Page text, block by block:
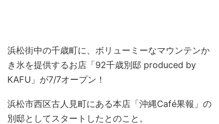
浜松街中の千歳町に、ボリューミーなマウンテンか
き氷を提供するお店「92千歳別邸 produced by
KAFU」が7/7オープン！
浜松市西区古人見町にある本店「沖縄Café果報」の
別邸としてスタートしたとのこと。